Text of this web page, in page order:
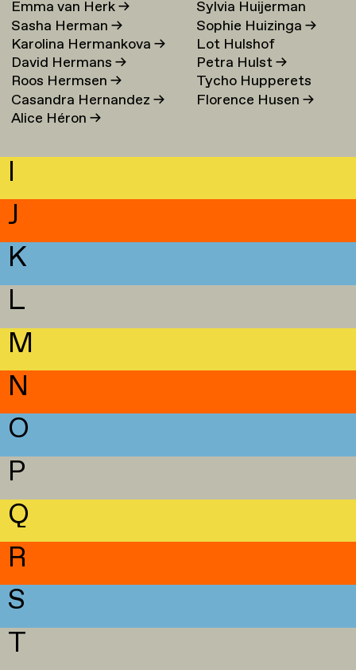
Emma van Herk→
Sasha Herman→
Karolina Hermankova→
David Hermans→
Roos Hermsen→
Casandra Hernandez→
Alice Héron→
Sylvia Huijerman
Sophie Huizinga→
Lot Hulshof
Petra Hulst→
Tycho Hupperets
Florence Husen→
I
J
K
L
M
N
O
P
Q
R
S
T